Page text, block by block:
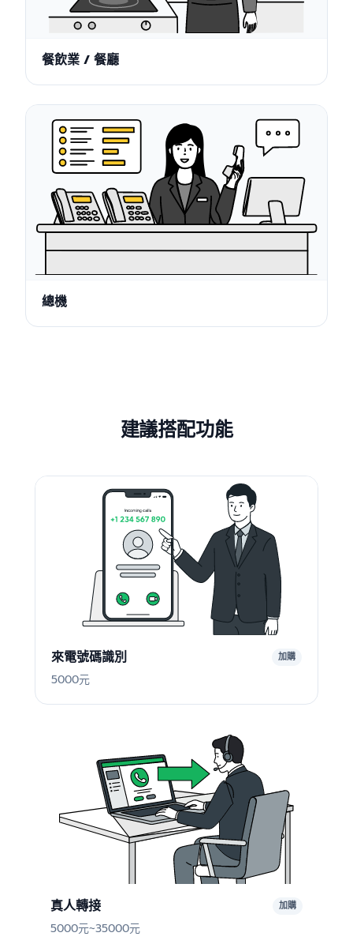
餐飲業 / 餐廳
總機
建議搭配功能
來電號碼識別 加購
5000元
真人轉接 加購
5000元~35000元